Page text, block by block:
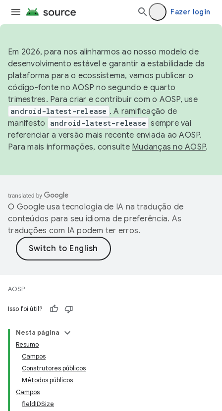
Fazer login
Em 2026, para nos alinharmos ao nosso modelo de
desenvolvimento estável e garantir a estabilidade da
plataforma para o ecossistema, vamos publicar o
código-fonte no AOSP no segundo e quarto
trimestres. Para criar e contribuir com o AOSP, use
android-latest-release . A ramificação de
manifesto
android-latest-release sempre vai
referenciar a versão mais recente enviada ao AOSP.
Para mais informações, consulte Mudanças no AOSP.
O Google usa tecnologia de IA na tradução de
conteúdos para seu idioma de preferência. As
traduções com IA podem ter erros.
AOSP
Isso foi útil?
Nesta página
Resumo
Campos
Construtores públicos
Métodos públicos
Campos
fieldIDSize